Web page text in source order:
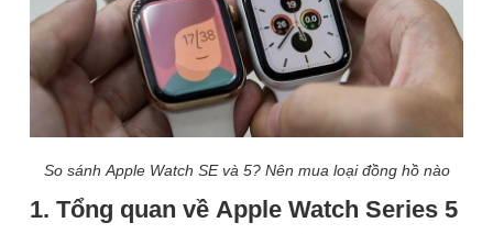
So sánh Apple Watch SE và 5? Nên mua loại đồng hồ nào
1. Tổng quan về Apple Watch Series 5